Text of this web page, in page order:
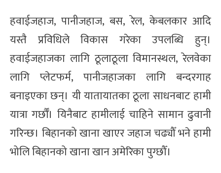
हवाईजहाज, पानीजहाज, बस, रेल, केबलकार आदि
यस्तै प्रविधिले विकास गरेका उपलब्धि हुन्।
हवाईजहाजका लागि ठूलाठूला विमानस्थल, रेलवेका
लागि प्लेटफर्म, पानीजहाजका लागि बन्दरगाह
बनाइएका छन्। यी यातायातका ठूला साधनबाट हामी
यात्रा गर्छौँ। यिनैबाट हामीलाई चाहिने सामान ढुवानी
गरिन्छ। बिहानको खाना खाएर जहाज चढ्यौँ भने हामी
भोलि बिहानको खाना खान अमेरिका पुग्छौँ।